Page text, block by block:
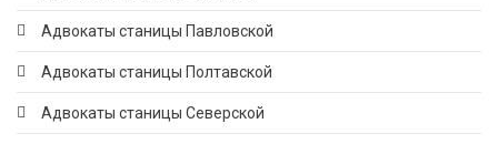
Адвокаты станицы Павловской
Адвокаты станицы Полтавской
Адвокаты станицы Северской